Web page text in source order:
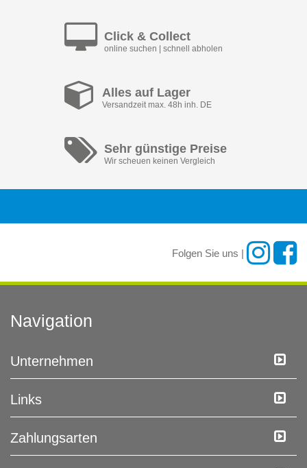
Click & Collect
online suchen | schnell abholen
Alles auf Lager
Versandzeit max. 48h inh. DE
Sehr günstige Preise
Wir scheuen keinen Vergleich
Folgen Sie uns |
Navigation
Unternehmen
Links
Zahlungsarten